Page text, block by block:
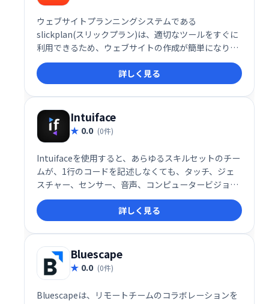
ウェブサイトプランニングシステムである
slickplan(スリックプラン)は、適切なツールをすぐに
利用できるため、ウェブサイトの作成が簡単になりま
す。私たちのアプリは、あなたが得意なことに集中で
きる直感的でエレガントなインターフェースを提供し
ます：あなた自身、あなたのビジネス、またはあなた
のクライアントのために素晴らしいウェブサイトを作
成します。
詳しく見る
Intuiface
0.0 (0件)
Intuifaceを使用すると、あらゆるスキルセットのチー
ムが、1行のコードを記述しなくても、タッチ、ジェ
スチャー、センサー、音声、コンピュータービジョン
などに対応する、データが豊富な並外れたデジタルコ
ンテンツを配信できます。詳しく見る
Bluescape
0.0 (0件)
Bluescapeは、リモートチームのコラボレーションを